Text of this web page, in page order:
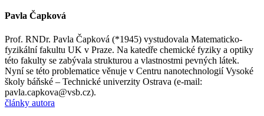
Pavla Čapková
Prof. RNDr. Pavla Čapková (*1945) vystudovala Matematicko-
fyzikální fakultu UK v Praze. Na katedře chemické fyziky a optiky
této fakulty se zabývala strukturou a vlastnostmi pevných látek.
Nyní se této problematice věnuje v Centru nanotechnologií Vysoké
školy báňské – Technické univerzity Ostrava (e-mail:
pavla.capkova@vsb.cz).
články autora